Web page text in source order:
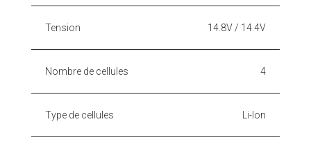
Tension 14.8V / 14.4V
Nombre de cellules 4
Type de cellules Li-Ion